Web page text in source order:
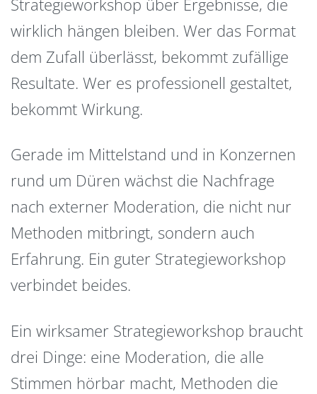
wirklich hängen bleiben. Wer das Format
dem Zufall überlässt, bekommt zufällige
Resultate. Wer es professionell gestaltet,
bekommt Wirkung.
Gerade im Mittelstand und in Konzernen
rund um Düren wächst die Nachfrage
nach externer Moderation, die nicht nur
Methoden mitbringt, sondern auch
Erfahrung. Ein guter Strategieworkshop
verbindet beides.
Ein wirksamer Strategieworkshop braucht
drei Dinge: eine Moderation, die alle
Stimmen hörbar macht, Methoden die